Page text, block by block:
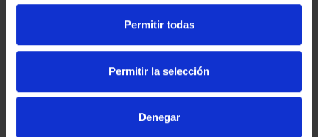
Permitir todas
Permitir la selección
Denegar